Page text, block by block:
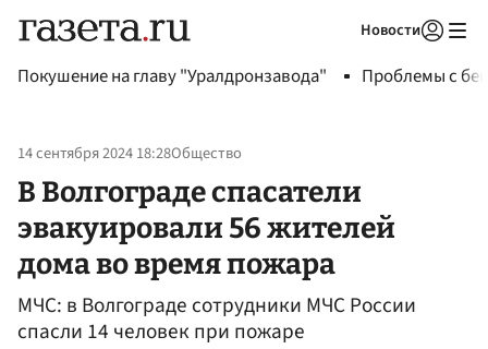
Новости
Покушение на главу "Уралдронзавода" Проблемы с
14 сентября 2024 18:28Общество
В Волгограде спасатели
эвакуировали 56 жителей
дома во время пожара
МЧС: в Волгограде сотрудники МЧС России
спасли 14 человек при пожаре